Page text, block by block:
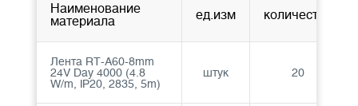
Наименование
материала
ед.изм количество
Лента RT-A60-8mm
24V Day 4000 (4.8
W/m, IP20, 2835, 5m)
штук 20